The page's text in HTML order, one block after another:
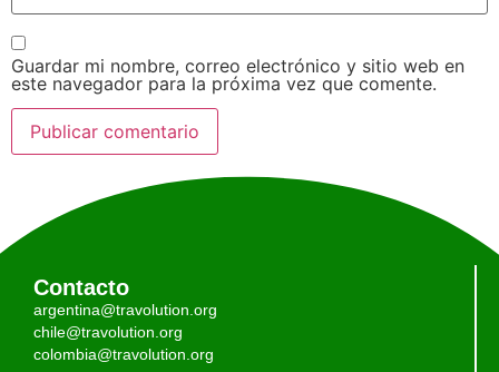
Guardar mi nombre, correo electrónico y sitio web en
este navegador para la próxima vez que comente.
Contacto
argentina@travolution.org
chile@travolution.org
colombia@travolution.org